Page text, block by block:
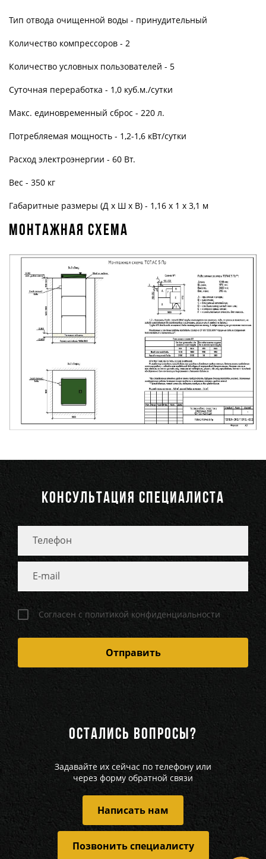
Тип отвода очищенной воды - принудительный
Количество компрессоров - 2
Количество условных пользователей - 5
Суточная переработка - 1,0 куб.м./сутки
Макс. единовременный сброс - 220 л.
Потребляемая мощность - 1,2-1,6 кВт/сутки
Расход электроэнергии - 60 Вт.
Вес - 350 кг
Габаритные размеры (Д х Ш х В) - 1,16 х 1 х 3,1 м
Монтажная схема
КОНСУЛЬТАЦИЯ СПЕЦИАЛИСТА
Согласен с политикой конфиденциальности
ОСТАЛИСЬ ВОПРОСЫ?
Задавайте их сейчас по телефону или
через форму обратной связи
Написать нам
Позвонить специалисту